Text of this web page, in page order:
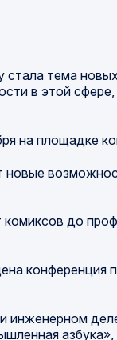
тема
в этой
площадке
до
инженерном